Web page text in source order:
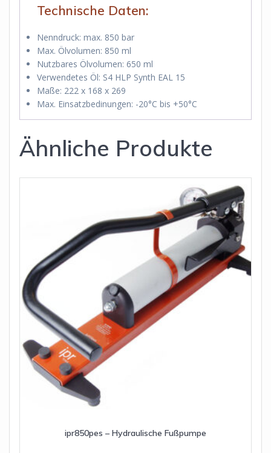
Technische Daten:
Nenndruck: max. 850 bar
Max. Ölvolumen: 850 ml
Nutzbares Ölvolumen: 650 ml
Verwendetes Öl: S4 HLP Synth EAL 15
Maße: 222 x 168 x 269
Max. Einsatzbedinungen: -20°C bis +50°C
Ähnliche Produkte
ipr850pes – Hydraulische Fußpumpe